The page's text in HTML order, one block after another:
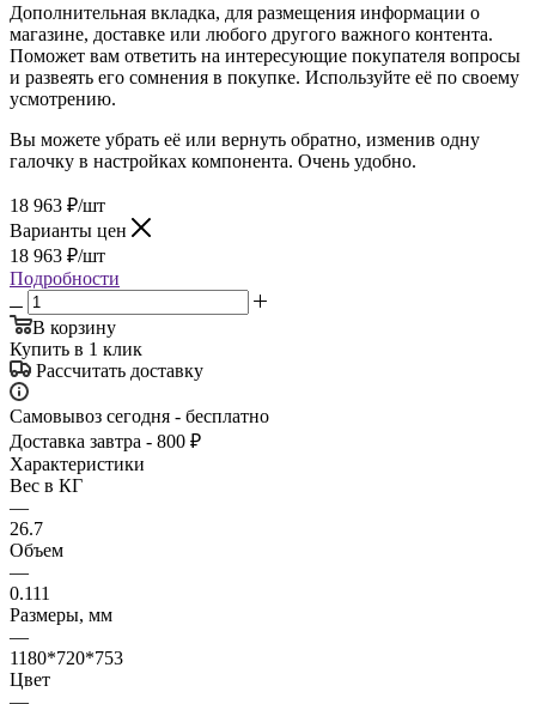
Дополнительная вкладка, для размещения информации о
магазине, доставке или любого другого важного контента.
Поможет вам ответить на интересующие покупателя вопросы
и развеять его сомнения в покупке. Используйте её по своему
усмотрению.
Вы можете убрать её или вернуть обратно, изменив одну
галочку в настройках компонента. Очень удобно.
18 963 ₽/шт
Варианты цен
18 963 ₽/шт
Подробности
В корзину
Купить в 1 клик
Рассчитать доставку
Самовывоз сегодня - бесплатно
Доставка завтра - 800 ₽
Характеристики
Вес в КГ
—
26.7
Объем
—
0.111
Размеры, мм
—
1180*720*753
Цвет